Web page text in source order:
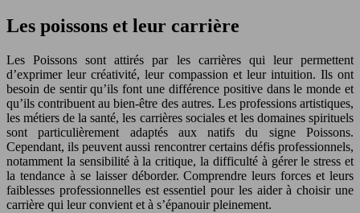
Les poissons et leur carrière
Les Poissons sont attirés par les carrières qui leur permettent
d’exprimer leur créativité, leur compassion et leur intuition. Ils ont
besoin de sentir qu’ils font une différence positive dans le monde et
qu’ils contribuent au bien-être des autres. Les professions artistiques,
les métiers de la santé, les carrières sociales et les domaines spirituels
sont particulièrement adaptés aux natifs du signe Poissons.
Cependant, ils peuvent aussi rencontrer certains défis professionnels,
notamment la sensibilité à la critique, la difficulté à gérer le stress et
la tendance à se laisser déborder. Comprendre leurs forces et leurs
faiblesses professionnelles est essentiel pour les aider à choisir une
carrière qui leur convient et à s’épanouir pleinement.